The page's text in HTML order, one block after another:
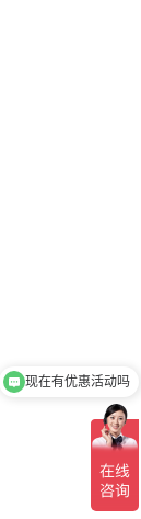
以介绍下你们的产品么